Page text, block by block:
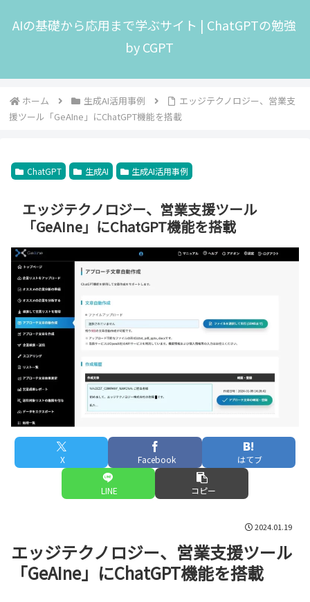
AIの基礎から応用まで学ぶサイト | ChatGPTの勉強
by CGPT
ホーム 生成AI活用事例
エッジテクノロジー、営業支
援ツール「GeAIne」にChatGPT機能を搭載
ChatGPT 生成AI 生成AI活用事例
エッジテクノロジー、営業支援ツール
「GeAIne」にChatGPT機能を搭載
X Facebook はてブ
LINE コピー
2024.01.19
エッジテクノロジー、営業支援ツール
「GeAIne」にChatGPT機能を搭載